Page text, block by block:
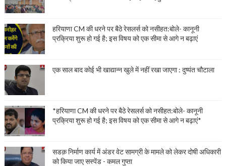
हरियाणा CM की धरने पर बैठे रेसलर्स को नसीहत:बोले- कानूनी
प्रक्रिया शुरू हो गई है; इस विषय को एक सीमा से आगे न बढ़ाएं
एक साल बाद कोई भी खाद्यान्न खुले में नहीं रखा जाएगा : दुष्यंत चौटाला
*हरियाणा CM की धरने पर बैठे रेसलर्स को नसीहत:बोले- कानूनी
प्रक्रिया शुरू हो गई है; इस विषय को एक सीमा से आगे न बढ़ाएं*
सडक़ निर्माण कार्य में अंडर वेट सामग्री के मामले को लेकर दोषी अधिकारी
को किया जाए सस्पेंड - कमल गुप्ता